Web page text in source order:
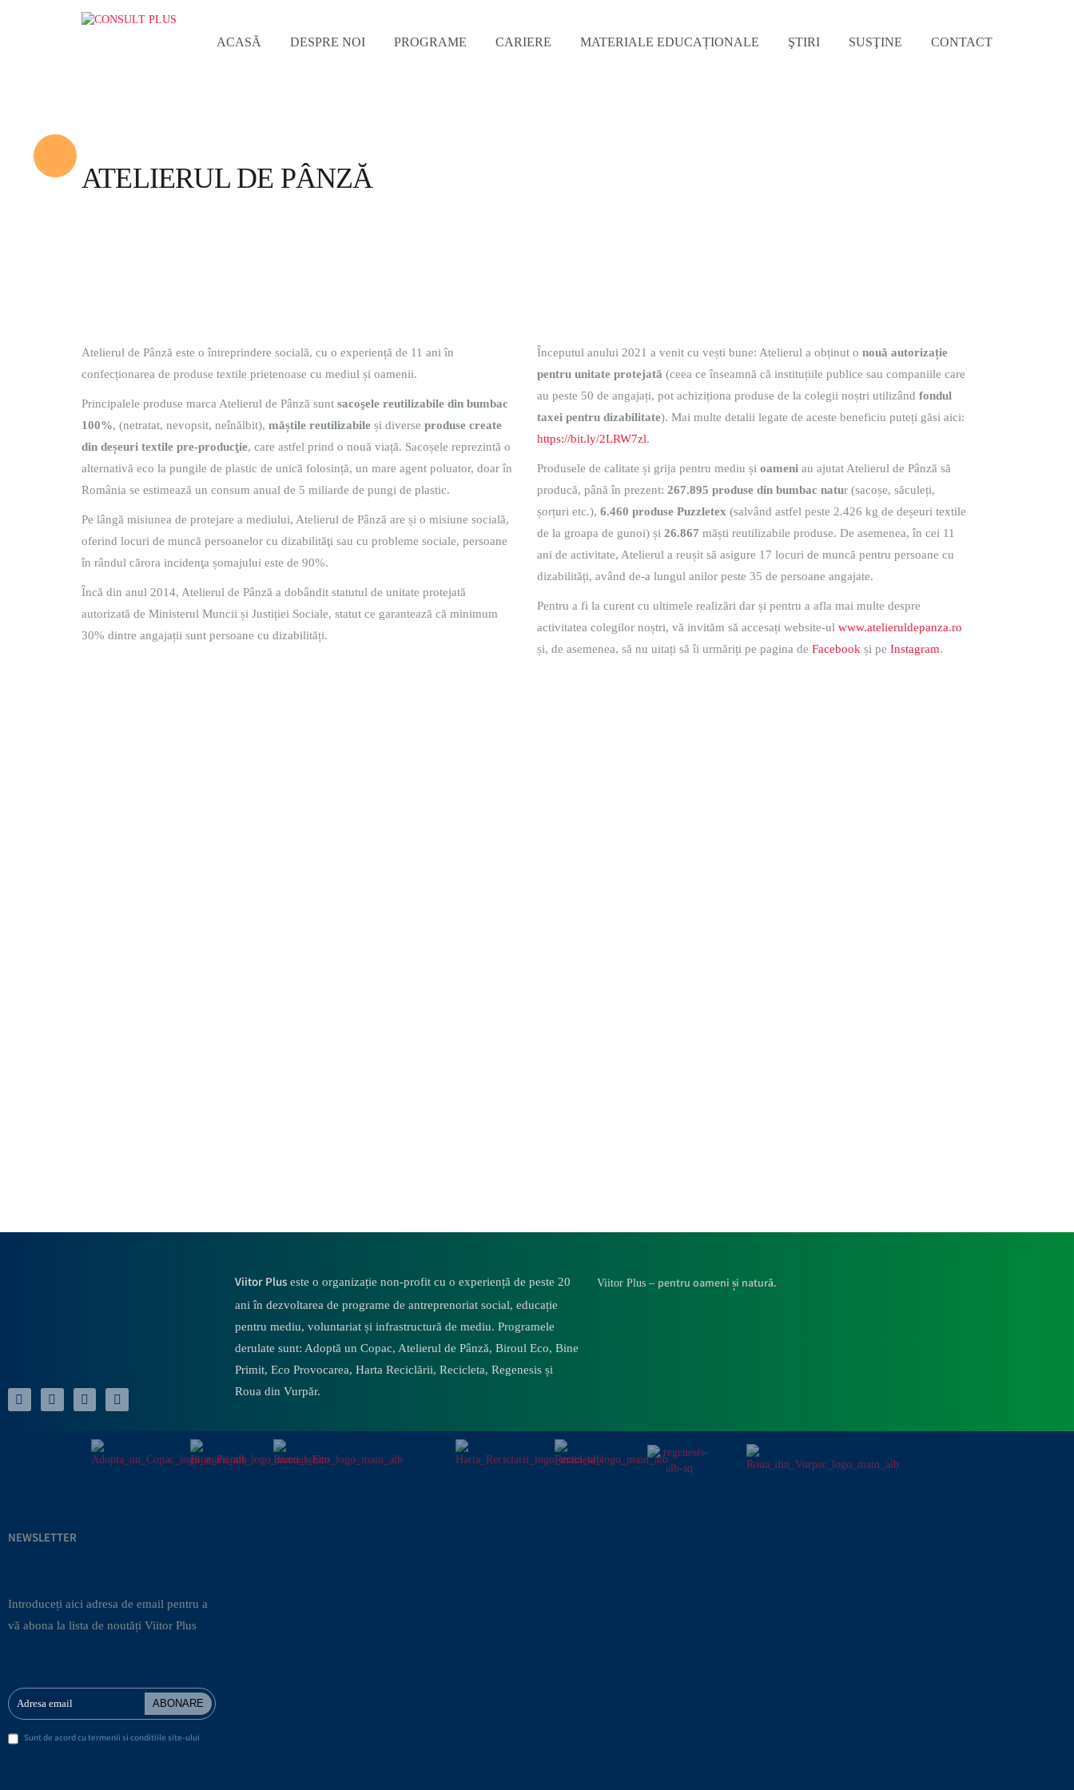
ACASĂ DESPRE NOI PROGRAME CARIERE MATERIALE EDUCAȚIONALE ŞTIRI SUSŢINE CONTACT
ATELIERUL DE PÂNZĂ
Atelierul de Pânză este o întreprindere socială, cu o experiență de 11 ani în
confecționarea de produse textile prietenoase cu mediul și oamenii.
Principalele produse marca Atelierul de Pânză sunt sacoşele reutilizabile din bumbac
100%, (netratat, nevopsit, neînălbit), măștile reutilizabile și diverse produse create
din deșeuri textile pre-producţie, care astfel prind o nouă viață. Sacoșele reprezintă o
alternativă eco la pungile de plastic de unică folosință, un mare agent poluator, doar în
România se estimează un consum anual de 5 miliarde de pungi de plastic.
Pe lângă misiunea de protejare a mediului, Atelierul de Pânză are și o misiune socială,
oferind locuri de muncă persoanelor cu dizabilităţi sau cu probleme sociale, persoane
în rândul cărora incidenţa șomajului este de 90%.
Încă din anul 2014, Atelierul de Pânză a dobândit statutul de unitate protejată
autorizată de Ministerul Muncii și Justiției Sociale, statut ce garantează că minimum
30% dintre angajații sunt persoane cu dizabilități.
Începutul anului 2021 a venit cu vești bune: Atelierul a obținut o nouă autorizație
pentru unitate protejată (ceea ce înseamnă că instituțiile publice sau companiile care
au peste 50 de angajați, pot achiziționa produse de la colegii noștri utilizând fondul
taxei pentru dizabilitate). Mai multe detalii legate de aceste beneficiu puteți găsi aici:
https://bit.ly/2LRW7zl.
Produsele de calitate și grija pentru mediu și oameni au ajutat Atelierul de Pânză să
producă, până în prezent: 267.895 produse din bumbac natur (sacoșe, săculeți,
șorțuri etc.), 6.460 produse Puzzletex (salvând astfel peste 2.426 kg de deșeuri textile
de la groapa de gunoi) și 26.867 măști reutilizabile produse. De asemenea, în cei 11
ani de activitate, Atelierul a reușit să asigure 17 locuri de muncă pentru persoane cu
dizabilități, având de-a lungul anilor peste 35 de persoane angajate.
Pentru a fi la curent cu ultimele realizări dar și pentru a afla mai multe despre
activitatea colegilor noștri, vă invităm să accesați website-ul www.atelieruldepanza.ro
și, de asemenea, să nu uitați să îi urmăriți pe pagina de Facebook și pe Instagram.
Viitor Pluseste o organizație non-profit cu o experiență de peste 20
ani în dezvoltarea de programe de antreprenoriat social, educație
pentru mediu, voluntariat și infrastructură de mediu. Programele
derulate sunt: Adoptă un Copac, Atelierul de Pânză, Biroul Eco, Bine
Primit, Eco Provocarea, Harta Reciclării, Recicleta, Regenesis și
Roua din Vurpăr.
Viitor Plus – pentru oameni și natură.
NEWSLETTER
Introduceți aici adresa de email pentru a
vă abona la lista de noutăți Viitor Plus
ABONARE
Sunt de acord cu termenii si conditiile site-ului